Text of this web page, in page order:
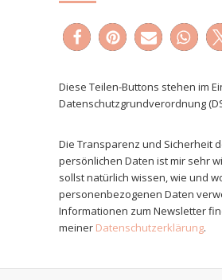
Diese Teilen-Buttons stehen im
Datenschutzgrundverordnung
Die Transparenz und Sicherheit
persönlichen Daten ist mir sehr
sollst natürlich wissen, wie und
personenbezogenen Daten
Informationen zum Newsletter
meiner Datenschutzerklärung.